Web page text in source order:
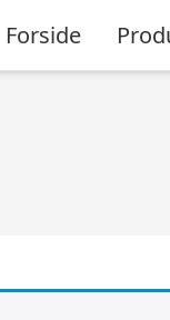
Forside